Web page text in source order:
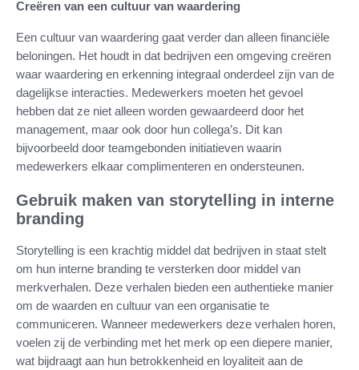
Creëren van een cultuur van waardering
Een cultuur van waardering gaat verder dan alleen financiële
beloningen. Het houdt in dat bedrijven een omgeving creëren
waar waardering en erkenning integraal onderdeel zijn van de
dagelijkse interacties. Medewerkers moeten het gevoel
hebben dat ze niet alleen worden gewaardeerd door het
management, maar ook door hun collega’s. Dit kan
bijvoorbeeld door teamgebonden initiatieven waarin
medewerkers elkaar complimenteren en ondersteunen.
Gebruik maken van storytelling in interne
branding
Storytelling is een krachtig middel dat bedrijven in staat stelt
om hun interne branding te versterken door middel van
merkverhalen. Deze verhalen bieden een authentieke manier
om de waarden en cultuur van een organisatie te
communiceren. Wanneer medewerkers deze verhalen horen,
voelen zij de verbinding met het merk op een diepere manier,
wat bijdraagt aan hun betrokkenheid en loyaliteit aan de